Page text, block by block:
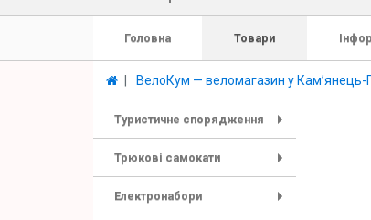
Головна Товари
ВелоКум — веломагазин у Кам’янець-
Туристичне спорядження
Трюкові самокати
Електронабори